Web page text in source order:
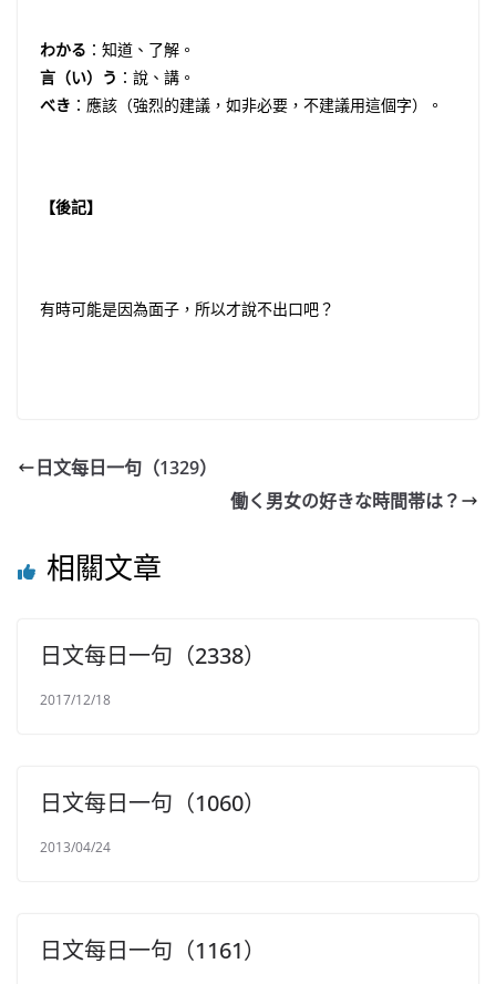
わかる ：知道、了解。
言（い）う ：說、講。
べき ：應該（強烈的建議，如非必要，不建議用這個字）。
【後記】
有時可能是因為面子，所以才說不出口吧？
日文每日一句（1329）
働く男女の好きな時間帯は？
相關文章
日文每日一句（2338）
2017/12/18
日文每日一句（1060）
2013/04/24
日文每日一句（1161）